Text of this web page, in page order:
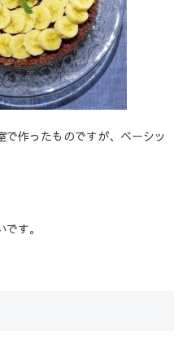
で作ったものですが、ベーシッ
す。